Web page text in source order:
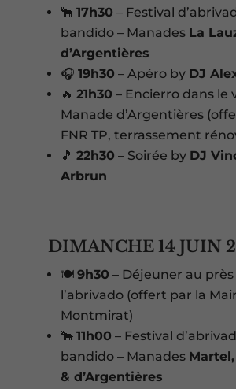
🐂 17h30 – Festival
bandido – Manades La
d’Argentières
🎧 19h30 – Apéro by DJ
🔥 21h30 – Encierro dans le
Manade d’Argentières
FNR TP, terrassement
🎵 22h30 – Soirée by DJ
Arbrun
DIMANCHE 14 JUIN
🍽️ 9h30 – Déjeuner au près
l’abrivado (offert par la
Montmirat)
🐂 11h00 – Festival
bandido – Manades
& d’Argentières